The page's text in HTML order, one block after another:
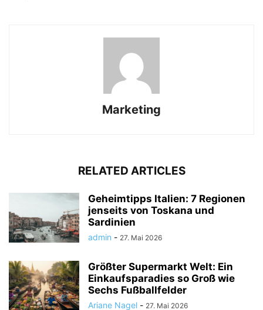
Marketing
RELATED ARTICLES
Geheimtipps Italien: 7 Regionen
jenseits von Toskana und
Sardinien
admin - 27. Mai 2026
Größter Supermarkt Welt: Ein
Einkaufsparadies so Groß wie
Sechs Fußballfelder
Ariane Nagel - 27. Mai 2026